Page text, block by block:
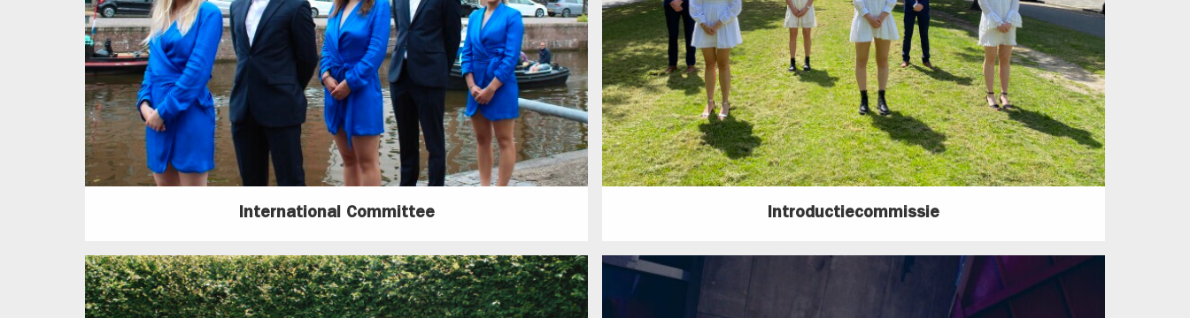
International Committee Introductiecommissie